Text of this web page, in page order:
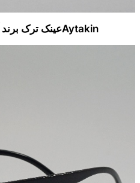
Aytakinعینک ترک برند آیتکین مدلA2141c1